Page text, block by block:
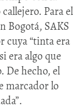
Para el
Bogotá, SAKS
cuya “tinta era
era algo que
De hecho, el
marcador lo